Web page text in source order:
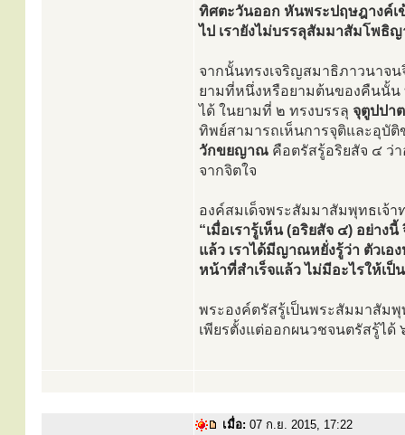
ทิศตะวันออก หันพระปฤษฎางค์เ
ไป เรายังไม่บรรลุสัมมาสัมโพธิ
จากนั้นทรงเจริญสมาธิภาวนาจ
ยามที่หนึ่งหรือยามต้นของคืนนั้น
ได้ ในยามที่ ๒ ทรงบรรลุ จุตูปปา
ทิพย์สามารถเห็นการจุติและอุบั
วักขยญาณ คือตรัสรู้อริยสัจ ๔ ว่
จากจิตใจ
องค์สมเด็จพระสัมมาสัมพุทธเจ้
“เมื่อเรารู้เห็น (อริยสัจ ๔) อย่า
แล้ว เราได้มีญาณหยั่งรู้ว่า ตัวเ
หน้าที่สำเร็จแล้ว ไม่มีอะไรให้เป็
พระองค์ตรัสรู้เป็นพระสัมมาสัมพุ
เพียรตั้งแต่ออกผนวชจนตรัสรู้ไ
เมื่อ: 07 ก.ย. 2015, 17:22